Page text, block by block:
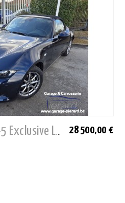
Direction - Mazda MX-5 Exclusive Line 28 500,00 €